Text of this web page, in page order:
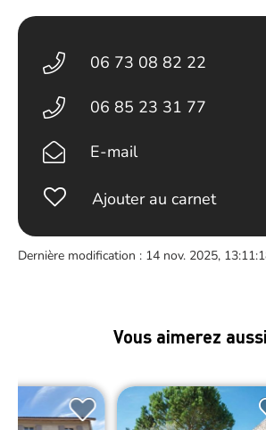
06 73 08 82 22
06 85 23 31 77
E-mail
Ajouter au carnet
Dernière modification : 14 nov. 2025,
Vous aimerez